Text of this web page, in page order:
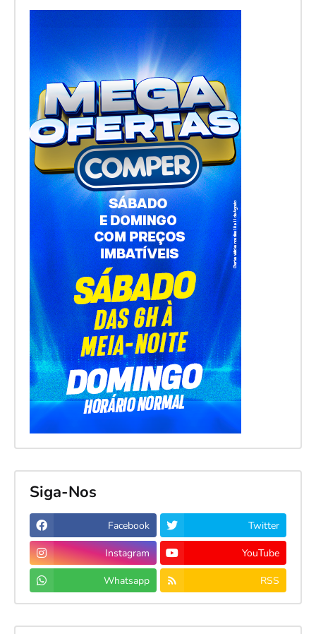
Siga-Nos
Facebook Twitter
Instagram YouTube
Whatsapp RSS